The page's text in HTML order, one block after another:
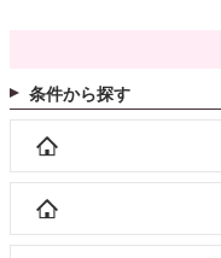
条件から探す